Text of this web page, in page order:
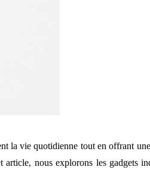
la vie quotidienne tout en offrant
nous explorons les gadgets